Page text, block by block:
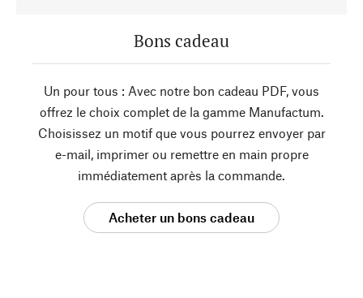
Bons cadeau
Un pour tous : Avec notre bon cadeau PDF, vous
offrez le choix complet de la gamme Manufactum.
Choisissez un motif que vous pourrez envoyer par
e-mail, imprimer ou remettre en main propre
immédiatement après la commande.
Acheter un bons cadeau